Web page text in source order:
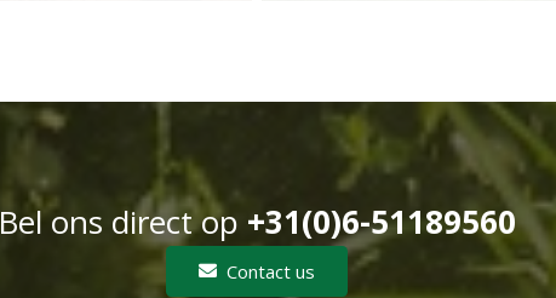
Bel ons direct op +31(0)6-51189560
Contact us